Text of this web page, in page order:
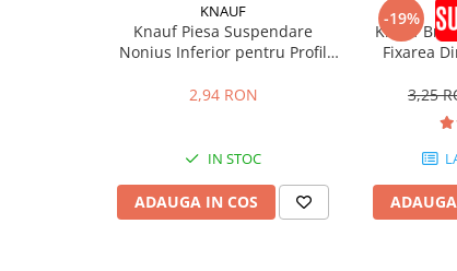
Accesorii Hidroizolații
Etanșanți Elastici și Adezivi
Benzi de Etanșare
Impermeabilizări Suprafețe
KNAUF
Knauf Piesa Suspendare
Nonius Inferior pentru Profil
2,94 RON
IN STOC
ADAUGA IN COS
-19%
Knauf
Fixarea
3,25